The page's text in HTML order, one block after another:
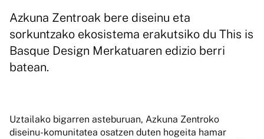
Azkuna Zentroak bere diseinu eta
sorkuntzako ekosistema erakutsiko du This is
Basque Design Merkatuaren edizio berri
batean.
Uztailako bigarren asteburuan, Azkuna Zentroko
diseinu-komunitatea osatzen duten hogeita hamar